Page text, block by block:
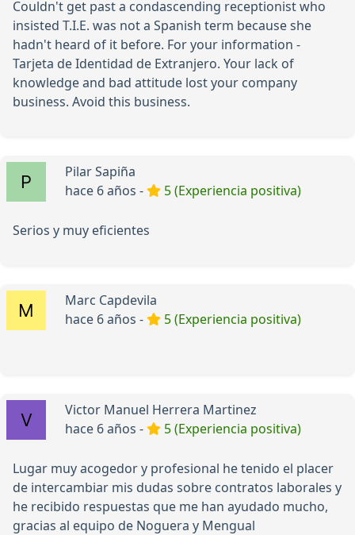
Couldn't get past a condascending receptionist who
insisted T.I.E. was not a Spanish term because she
hadn't heard of it before. For your information -
Tarjeta de Identidad de Extranjero. Your lack of
knowledge and bad attitude lost your company
business. Avoid this business.
Pilar Sapiña
hace 6 años -
5 (Experiencia positiva)
Serios y muy eficientes
Marc Capdevila
hace 6 años -
5 (Experiencia positiva)
Victor Manuel Herrera Martinez
hace 6 años -
5 (Experiencia positiva)
Lugar muy acogedor y profesional he tenido el placer
de intercambiar mis dudas sobre contratos laborales y
he recibido respuestas que me han ayudado mucho,
gracias al equipo de Noguera y Mengual